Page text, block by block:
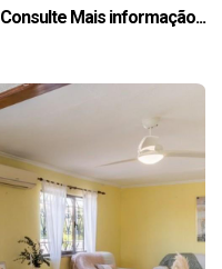
Consulte Mais informação...